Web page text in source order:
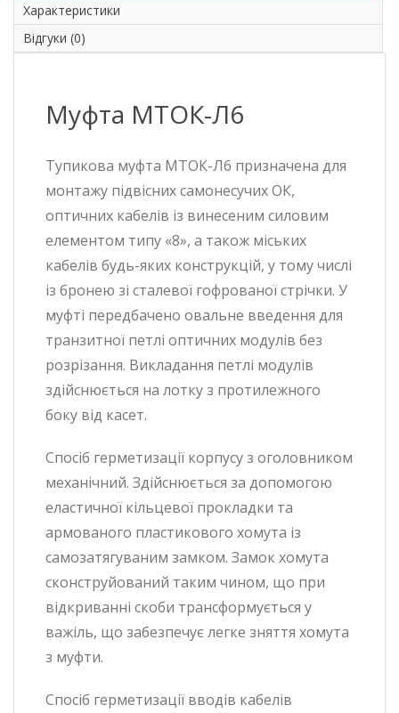
Характеристики
Відгуки (0)
Муфта МТОК-Л6
Тупикова муфта МТОК-Л6 призначена для
монтажу підвісних самонесучих ОК,
оптичних кабелів із винесеним силовим
елементом типу «8», а також міських
кабелів будь-яких конструкцій, у тому числі
із бронею зі сталевої гофрованої стрічки. У
муфті передбачено овальне введення для
транзитної петлі оптичних модулів без
розрізання. Викладання петлі модулів
здійснюється на лотку з протилежного
боку від касет.
Спосіб герметизації корпусу з оголовником
механічний. Здійснюється за допомогою
еластичної кільцевої прокладки та
армованого пластикового хомута із
самозатягуваним замком. Замок хомута
сконструйований таким чином, що при
відкриванні скоби трансформується у
важіль, що забезпечує легке зняття хомута
з муфти.
Спосіб герметизації вводів кабелів